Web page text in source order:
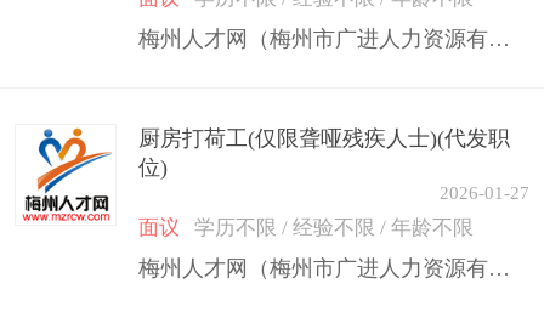
梅州人才网（梅州市广进人力资源有限公司）
厨房打荷工(仅限聋哑残疾人士)(代发职
位)
2026-01-27
面议 学历不限 / 经验不限 / 年龄不限
梅州人才网（梅州市广进人力资源有限公司）